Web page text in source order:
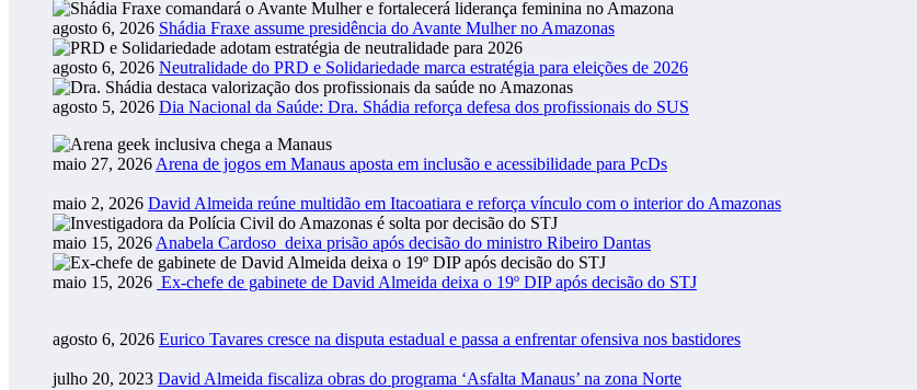
agosto 6, 2026 Shádia Fraxe assume presidência do Avante Mulher no Amazonas
agosto 6, 2026 Neutralidade do PRD e Solidariedade marca estratégia para eleições de 2026
agosto 5, 2026 Dia Nacional da Saúde: Dra. Shádia reforça defesa dos profissionais do SUS
maio 27, 2026 Arena de jogos em Manaus aposta em inclusão e acessibilidade para PcDs
maio 2, 2026 David Almeida reúne multidão em Itacoatiara e reforça vínculo com o interior do Amazonas
maio 15, 2026 Anabela Cardoso deixa prisão após decisão do ministro Ribeiro Dantas
maio 15, 2026 Ex-chefe de gabinete de David Almeida deixa o 19º DIP após decisão do STJ
agosto 6, 2026 Eurico Tavares cresce na disputa estadual e passa a enfrentar ofensiva nos bastidores
julho 20, 2023 David Almeida fiscaliza obras do programa ‘Asfalta Manaus’ na zona Norte